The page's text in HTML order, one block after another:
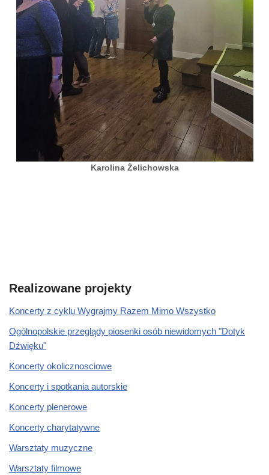
Karolina Żelichowska
Realizowane projekty
Koncerty z cyklu Wygrajmy Razem Mimo Wszystko
Ogólnopolskie przeglądy piosenki osób niewidomych "Dotyk
Dźwięku"
Koncerty okolicznosciowe
Koncerty i spotkania autorskie
Koncerty plenerowe
Koncerty charytatywne
Warsztaty muzyczne
Warsztaty filmowe